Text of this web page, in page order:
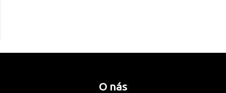
O nás